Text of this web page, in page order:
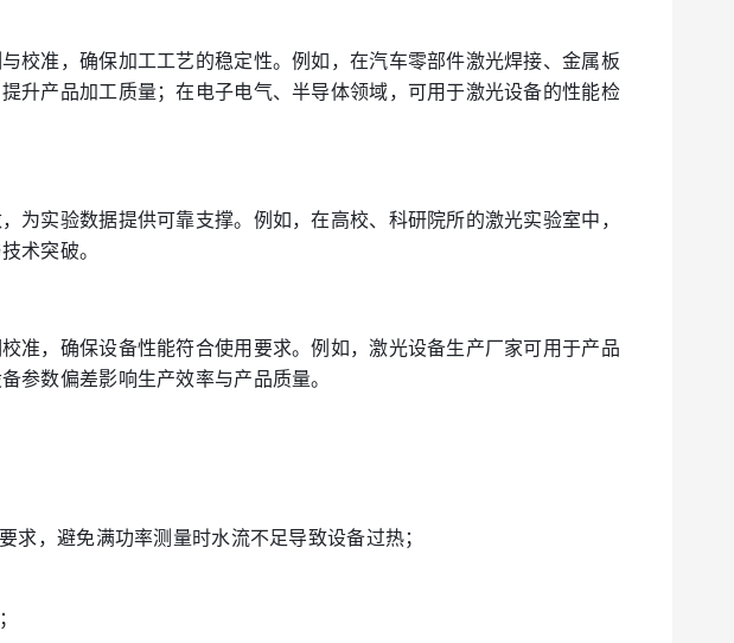
校准，确保加工工艺的稳定性。例如，在汽车零部件激光焊接、金属板
升产品加工质量；在电子电气、半导体领域，可用于激光设备的性能检
实验数据提供可靠支撑。例如，在高校、科研院所的激光实验室中，
术突破。
准，确保设备性能符合使用要求。例如，激光设备生产厂家可用于产品
参数偏差影响生产效率与产品质量。
求，避免满功率测量时水流不足导致设备过热；